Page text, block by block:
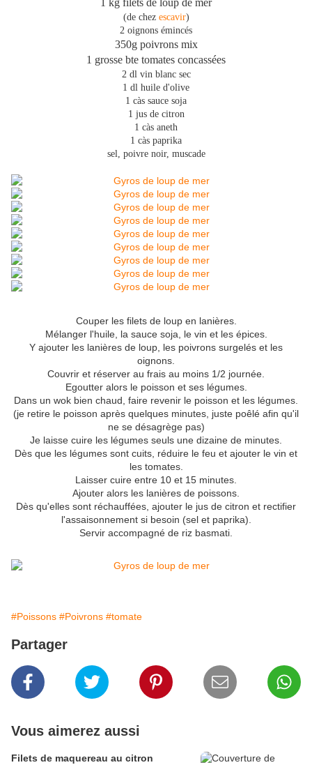
1 kg filets de loup de mer
(de chez escavir)
2 oignons émincés
350g poivrons mix
1 grosse bte tomates concassées
2 dl vin blanc sec
1 dl huile d'olive
1 càs sauce soja
1 jus de citron
1 càs aneth
1 càs paprika
sel, poivre noir, muscade
Couper les filets de loup en lanières.
Mélanger l'huile, la sauce soja, le vin et les épices.
Y ajouter les lanières de loup, les poivrons surgelés et les
oignons.
Couvrir et réserver au frais au moins 1/2 journée.
Egoutter alors le poisson et ses légumes.
Dans un wok bien chaud, faire revenir le poisson et les légumes.
(je retire le poisson après quelques minutes, juste poêlé afin qu'il
ne se désagrège pas)
Je laisse cuire les légumes seuls une dizaine de minutes.
Dès que les légumes sont cuits, réduire le feu et ajouter le vin et
les tomates.
Laisser cuire entre 10 et 15 minutes.
Ajouter alors les lanières de poissons.
Dès qu'elles sont réchauffées, ajouter le jus de citron et rectifier
l'assaisonnement si besoin (sel et paprika).
Servir accompagné de riz basmati.
#Poissons #Poivrons #tomate
Partager
Vous aimerez aussi
Filets de maquereau au citron